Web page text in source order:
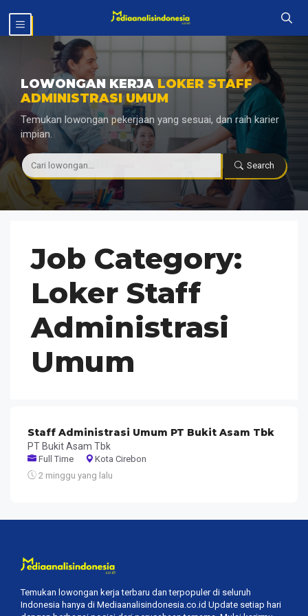
isi
MENU
LOWONGAN KERJA LOKER STAFF
ADMINISTRASI UMUM
Temukan lowongan pekerjaan yang sesuai, dan raih karier
impian.
Search
Job Category:
Loker Staff
Administrasi
Umum
Staff Administrasi Umum PT Bukit Asam Tbk
PT Bukit Asam Tbk
Full Time
Kota Cirebon
2 minggu yang lalu
Temukan lowongan kerja terbaru dan terpopuler di seluruh
Indonesia hanya di Mediaanalisindonesia.co.id Update setiap hari